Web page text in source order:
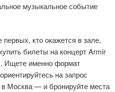
музыкальное событие
кто окажется в зале,
билеты на концерт Armir
Ищете именно формат
на запрос
Москва — и бронируйте места